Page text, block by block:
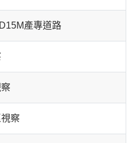
產專道路
察